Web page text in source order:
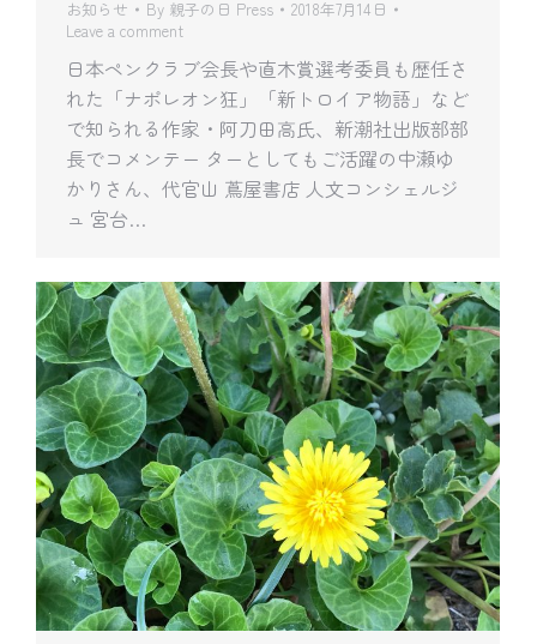
お知らせ By 親子の日 Press
2018年7月14日
Leave a comment
日本ペンクラブ会長や直木賞選考委員も歴任さ
れた「ナポレオン狂」「新トロイア物語」など
で知られる作家・阿刀田高氏、新潮社出版部部
長でコメンテー ターとしてもご活躍の中瀬ゆ
かりさん、代官山 蔦屋書店 人文コンシェルジ
ュ 宮台…